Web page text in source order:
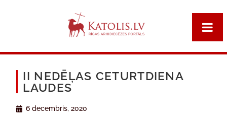
II NEDĒĻAS CETURTDIENA
LAUDES
6 decembris, 2020